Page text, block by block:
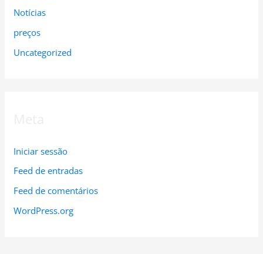
Notícias
preços
Uncategorized
Iniciar sessão
Feed de entradas
Feed de comentários
WordPress.org